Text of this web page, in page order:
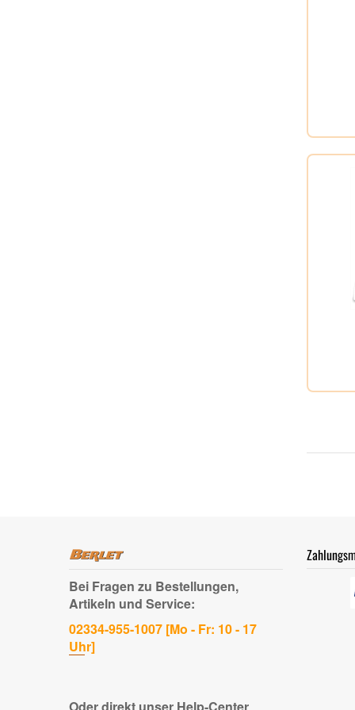
Bei Fragen zu Bestellungen,
Artikeln und Service:
02334-955-1007 [Mo - Fr: 10 - 17
Uhr]
Oder direkt unser Help-Center